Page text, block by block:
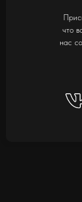
что
нас